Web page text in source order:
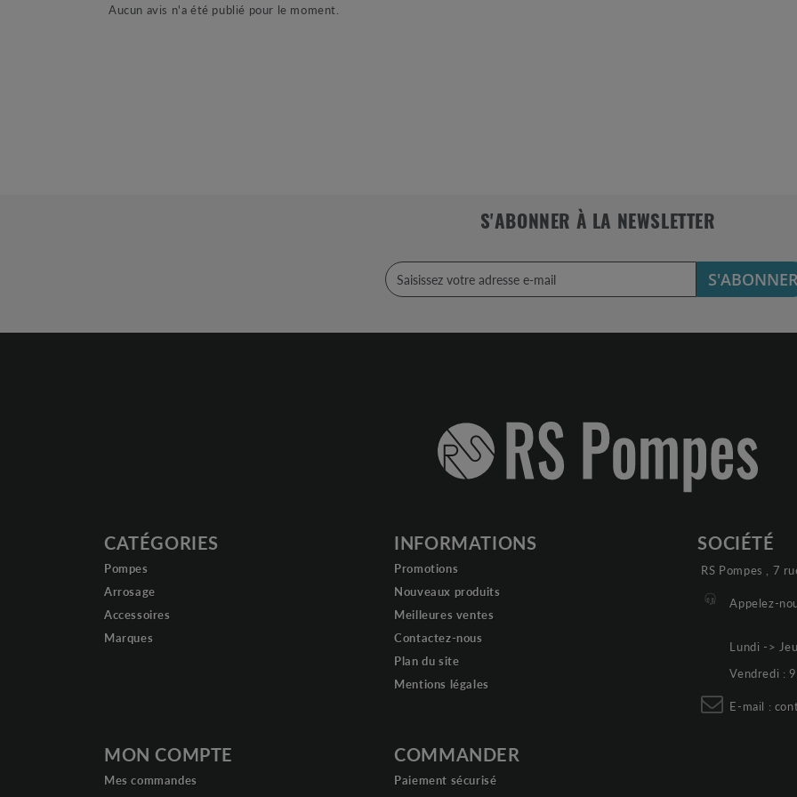
Aucun avis n'a été publié pour le moment.
S'ABONNER À LA NEWSLETTER
CATÉGORIES
Pompes
Arrosage
Accessoires
Marques
INFORMATIONS
Promotions
Nouveaux produits
Meilleures ventes
Contactez-nous
Plan du site
Mentions légales
MON COMPTE
Mes commandes
COMMANDER
Paiement sécurisé
SOCIÉTÉ
RS Pompes , 7
Appelez-
Lundi ->
Vendredi :
E-mail :